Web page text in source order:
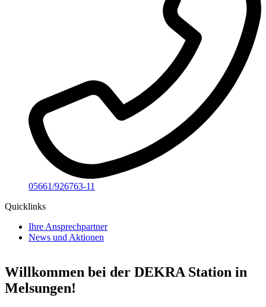
05661/926763-11
Quicklinks
Ihre Ansprechpartner
News und Aktionen
Willkommen bei der DEKRA Station in
Melsungen!